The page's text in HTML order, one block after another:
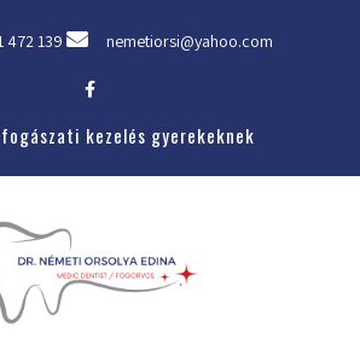
472 139 nemetiorsi@yahoo.com
kezelés gyerekeknek